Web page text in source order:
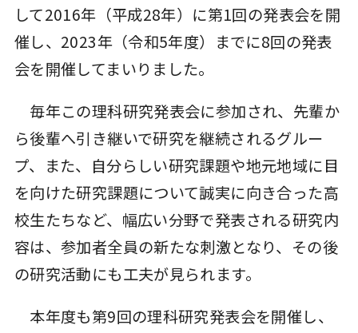
して2016年（平成28年）に第1回の発表会を開
催し、2023年（令和5年度）までに8回の発表
会を開催してまいりました。
毎年この理科研究発表会に参加され、先輩か
ら後輩へ引き継いで研究を継続されるグルー
プ、また、自分らしい研究課題や地元地域に目
を向けた研究課題について誠実に向き合った高
校生たちなど、幅広い分野で発表される研究内
容は、参加者全員の新たな刺激となり、その後
の研究活動にも工夫が見られます。
本年度も第9回の理科研究発表会を開催し、